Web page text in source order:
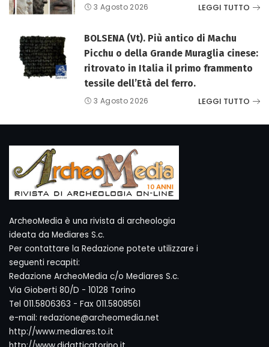
3 Agosto 2026 LEGGI TUTTO
BOLSENA (Vt). Più antico di Machu
Picchu o della Grande Muraglia cinese:
ritrovato in Italia il primo frammento
tessile dell’Età del ferro.
3 Agosto 2026 LEGGI TUTTO
ArcheoMedia è una rivista di archeologia
ideata da Mediares S.c.
Per contattare la Redazione potete utilizzare i
seguenti recapiti:
Redazione ArcheoMedia c/o Mediares S.c.
Via Gioberti 80/D - 10128 Torino
Tel 011.5806363 - Fax 011.5808561
e-mail: redazione@archeomedia.net
http://www.mediares.to.it